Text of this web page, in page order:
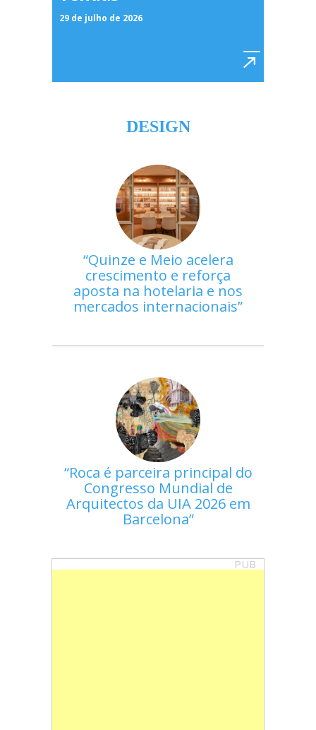
29 de julho de 2026
DESIGN
Quinze e Meio acelera
crescimento e reforça
aposta na hotelaria e nos
mercados internacionais
Roca é parceira principal do
Congresso Mundial de
Arquitectos da UIA 2026 em
Barcelona
PUB